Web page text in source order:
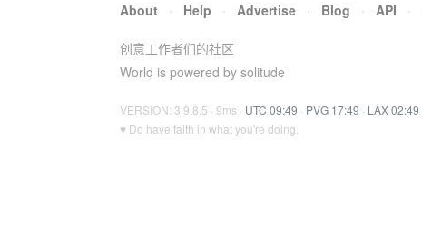
About · Help · Advertise · Blog · API ·
创意工作者们的社区
World is powered by solitude
VERSION: 3.9.8.5 · 9ms · UTC 09:49 · PVG 17:49 · LAX 02:49
♥ Do have faith in what you're doing.